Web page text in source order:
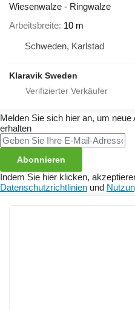
Wiesenwalze - Ringwalze
Arbeitsbreite 10 m
Schweden, Karlstad
Klaravik Sweden
Melden Sie sich hier an, um
erhalten
Abonnieren
Indem Sie hier klicken,
Datenschutzrichtlinien und